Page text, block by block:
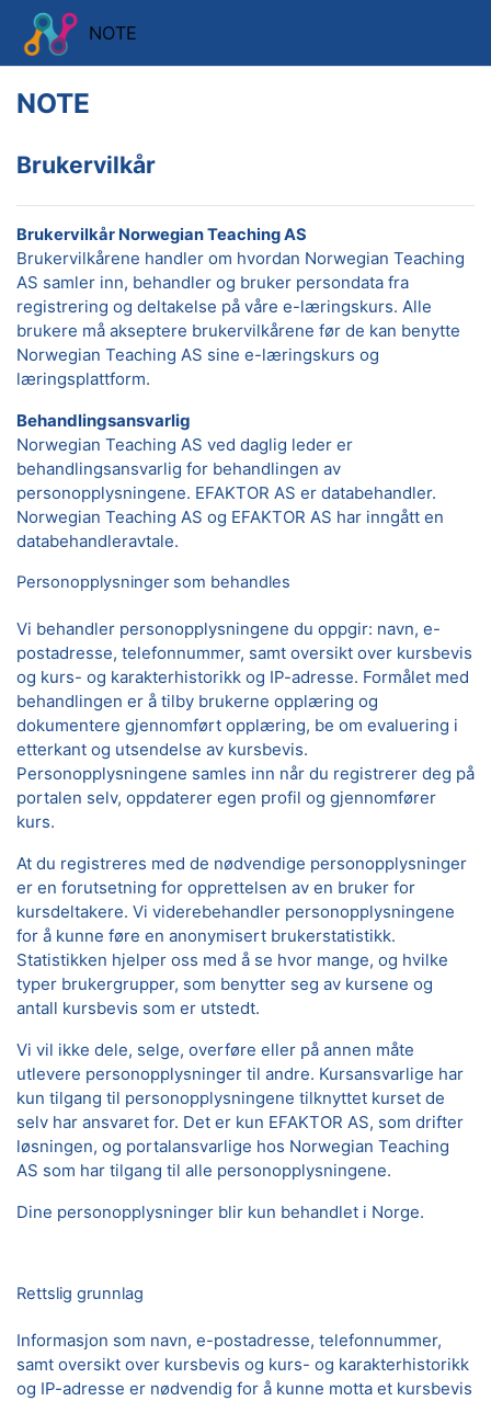
Gå til hovedinnhold
NOTE
NOTE
Brukervilkår
Brukervilkår Norwegian Teaching AS
Brukervilkårene handler om hvordan Norwegian Teaching
AS samler inn, behandler og bruker persondata fra
registrering og deltakelse på våre e-læringskurs. Alle
brukere må akseptere brukervilkårene før de kan benytte
Norwegian Teaching AS sine e-læringskurs og
læringsplattform.
Behandlingsansvarlig
Norwegian Teaching AS ved daglig leder er
behandlingsansvarlig for behandlingen av
personopplysningene. EFAKTOR AS er databehandler.
Norwegian Teaching AS og EFAKTOR AS har inngått en
databehandleravtale.
Personopplysninger som behandles
Vi behandler personopplysningene du oppgir: navn, e-
postadresse, telefonnummer, samt oversikt over kursbevis
og kurs- og karakterhistorikk og IP-adresse. Formålet med
behandlingen er å tilby brukerne opplæring og
dokumentere gjennomført opplæring, be om evaluering i
etterkant og utsendelse av kursbevis.
Personopplysningene samles inn når du registrerer deg på
portalen selv, oppdaterer egen profil og gjennomfører
kurs.
At du registreres med de nødvendige personopplysninger
er en forutsetning for opprettelsen av en bruker for
kursdeltakere. Vi viderebehandler personopplysningene
for å kunne føre en anonymisert brukerstatistikk.
Statistikken hjelper oss med å se hvor mange, og hvilke
typer brukergrupper, som benytter seg av kursene og
antall kursbevis som er utstedt.
Vi vil ikke dele, selge, overføre eller på annen måte
utlevere personopplysninger til andre. Kursansvarlige har
kun tilgang til personopplysningene tilknyttet kurset de
selv har ansvaret for. Det er kun EFAKTOR AS, som drifter
løsningen, og portalansvarlige hos Norwegian Teaching
AS som har tilgang til alle personopplysningene.
Dine personopplysninger blir kun behandlet i Norge.
Rettslig grunnlag
Informasjon som navn, e-postadresse, telefonnummer,
samt oversikt over kursbevis og kurs- og karakterhistorikk
og IP-adresse er nødvendig for å kunne motta et kursbevis